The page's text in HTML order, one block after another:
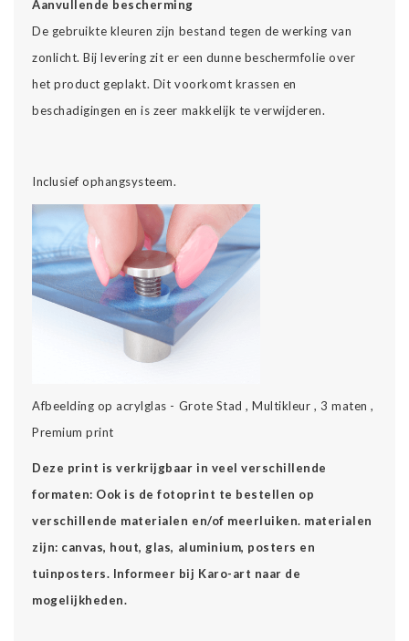
Aanvullende bescherming
De gebruikte kleuren zijn bestand tegen de werking van
zonlicht. Bij levering zit er een dunne beschermfolie over
het product geplakt. Dit voorkomt krassen en
beschadigingen en is zeer makkelijk te verwijderen.
Inclusief ophangsysteem.
Afbeelding op acrylglas - Grote Stad , Multikleur , 3 maten ,
Premium print
Deze print is verkrijgbaar in veel verschillende
formaten: Ook is de fotoprint te bestellen op
verschillende materialen en/of meerluiken. materialen
zijn: canvas, hout, glas, aluminium, posters en
tuinposters. Informeer bij Karo-art naar de
mogelijkheden.